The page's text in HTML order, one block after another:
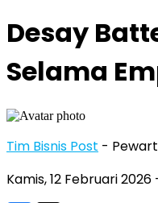
Desay
Selama
Tim Bisnis Post -
Kamis, 12 Februari 2026